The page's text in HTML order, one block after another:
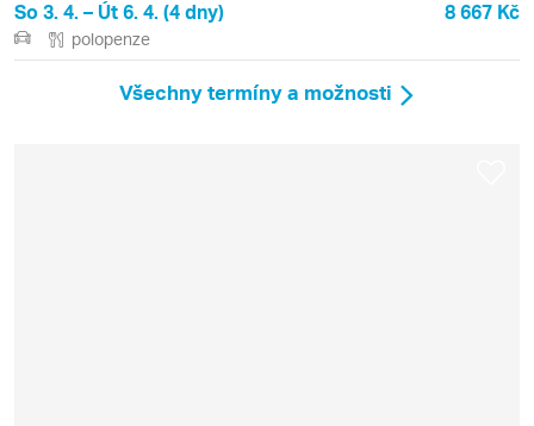
So 3. 4. – Út 6. 4. (4 dny) 8 667 Kč
polopenze
Všechny termíny a možnosti